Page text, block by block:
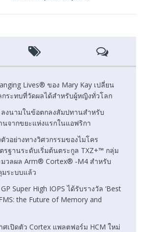
Lives® ของ Mary Kay เปลี่ยน
กระทบที่วัดผลได้สำหรับผู้หญิงทั่วโลก
ลงนามในข้อตกลงสัมปทานสำหรับ
นจากขยะแห่งแรกในแอฟริกา
วอย่างทางวิศวกรรมของไมโคร
รฐานระดับเริ่มต้นตระกูล TXZ+™ กลุ่ม
วลผล Arm® Cortex® ‑M4 สำหรับ
ระบบแล้ว
Super High IOPS ได้รับรางวัล ‘Best
the Future of Memory and
ศเปิดตัว Cortex แพลตฟอร์ม HCM ใหม่